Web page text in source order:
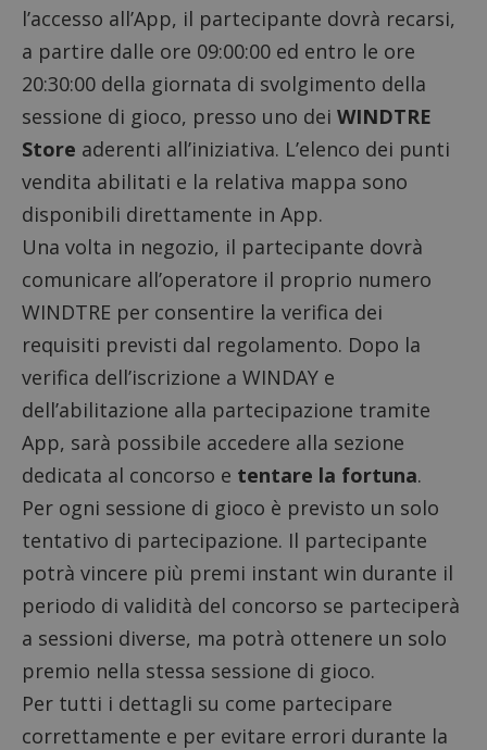
l’accesso all’App, il partecipante dovrà recarsi,
a partire dalle ore 09:00:00 ed entro le ore
20:30:00 della giornata di svolgimento della
sessione di gioco, presso uno dei WINDTRE
Store aderenti all’iniziativa. L’elenco dei punti
vendita abilitati e la relativa mappa sono
disponibili direttamente in App.
Una volta in negozio, il partecipante dovrà
comunicare all’operatore il proprio numero
WINDTRE per consentire la verifica dei
requisiti previsti dal regolamento. Dopo la
verifica dell’iscrizione a WINDAY e
dell’abilitazione alla partecipazione tramite
App, sarà possibile accedere alla sezione
dedicata al concorso e tentare la fortuna.
Per ogni sessione di gioco è previsto un solo
tentativo di partecipazione. Il partecipante
potrà vincere più premi instant win durante il
periodo di validità del concorso se parteciperà
a sessioni diverse, ma potrà ottenere un solo
premio nella stessa sessione di gioco.
Per tutti i dettagli su come partecipare
correttamente e per evitare errori durante la